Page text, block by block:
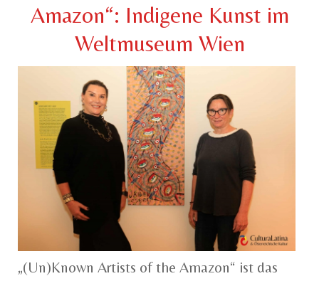
Amazon“: Indigene Kunst im
Weltmuseum Wien
„(Un)Known Artists of the Amazon“ ist das